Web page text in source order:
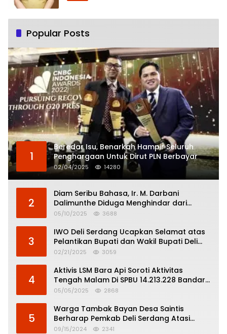
Popular Posts
1
Beredar Isu, Benarkah Hampir Seluruh
Penghargaan Untuk Dirut PLN Berbayar
02/04/2025 14280
2
Diam Seribu Bahasa, Ir. M. Darbani
Dalimunthe Diduga Menghindar dari
Pertanggungjawaban Politik
05/10/2025 3688
3
IWO Deli Serdang Ucapkan Selamat atas
Pelantikan Bupati dan Wakil Bupati Deli
Serdang
02/21/2025 3059
4
Aktivis LSM Bara Api Soroti Aktivitas
Tengah Malam Di SPBU 14.213.228 Bandar
Tinggi
05/05/2025 2868
5
Warga Tambak Bayan Desa Saintis
Berharap Pemkab Deli Serdang Atasi
Banjir
09/15/2024 2341